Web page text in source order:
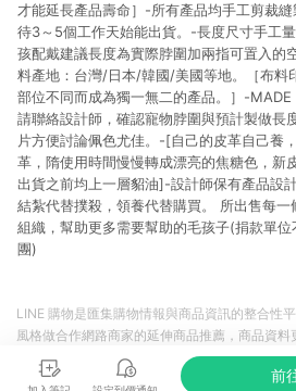
才能延長產品壽命］-所有產品均手工剪裁
待3～5個工作天始能出貨。-長度尺寸手工
孩配戴建議長度為實際脖圍加兩指可置入的
料產地：台灣/日本/韓國/美國等地。［布料
部位不同而成為獨一無二的產品。］-MADE
請聯絡設計師，確認寵物脖圍與預計製做長
片方便討論佩色尤佳。-[自己的皮革自己養
革，隋使用時間慢慢轉成漂亮的焦糖色，新
出貨之前均上一層貂油]-設計師保有產品設
結紮代替撲殺，領養代替購買。 所出售每一
組織，幫助更多需要幫助的毛孩子(捐款單
團)
前
LINE 購物是匯集購物情報與商品資訊的整合性
風格做合作網路商家的延伸商品推薦，商品資
商品至各合作網路商家，確認現售價與購物條
準。